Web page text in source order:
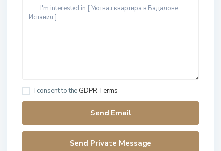
I consent to the GDPR Terms